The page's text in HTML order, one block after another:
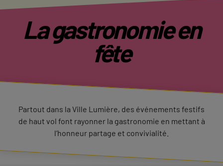
La gastronomie en
fête
Partout dans la Ville Lumière, des événements festifs
de haut vol font rayonner la gastronomie en mettant à
l’honneur partage et convivialité.